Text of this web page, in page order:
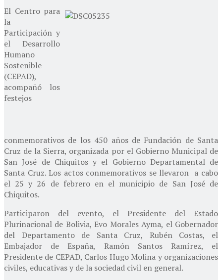
El Centro para
la
Participación y
el Desarrollo
Humano
Sostenible
(CEPAD),
acompañó los
festejos
conmemorativos de los 450 años de Fundación de Santa
Cruz de la Sierra, organizada por el Gobierno Municipal de
San José de Chiquitos y el Gobierno Departamental de
Santa Cruz. Los actos conmemorativos se llevaron a cabo
el 25 y 26 de febrero en el municipio de San José de
Chiquitos.
Participaron del evento, el Presidente del Estado
Plurinacional de Bolivia, Evo Morales Ayma, el Gobernador
del Departamento de Santa Cruz, Rubén Costas, el
Embajador de España, Ramón Santos Ramírez, el
Presidente de CEPAD, Carlos Hugo Molina y organizaciones
civiles, educativas y de la sociedad civil en general.